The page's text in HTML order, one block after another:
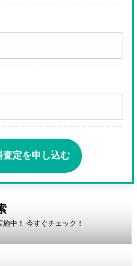
査定を申し込む
中！ 今すぐチェック！